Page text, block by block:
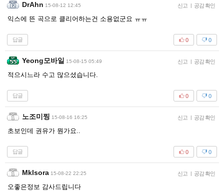
DrAhn 15-08-12 12:45 신고 | 공감 확인
익스에 뜬 곡으로 클리어하는건 소용없군요 ㅠㅠ
답글 0
0
Yeong모바일 15-08-15 05:49 신고 | 공감 확인
적으시느라 수고 많으셨습니다.
답글 0
0
노조미찡 15-08-16 16:25 신고 | 공감 확인
초보인데 권유가 뭔가요..
답글 0
0
Mklsora 15-08-22 22:25 신고 | 공감 확인
오좋은정보 감사드립니다